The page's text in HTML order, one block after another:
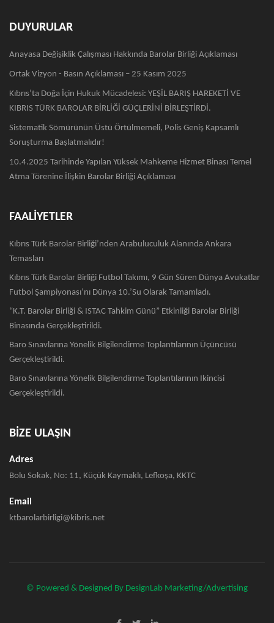
DUYURULAR
Anayasa Değişiklik Çalışması Hakkında Barolar Birliği Açıklaması
Ortak Vizyon - Basın Açıklaması – 25 Kasım 2025
Kıbrıs’ta Doğa İçin Hukuk Mücadelesi: YEŞİL BARIŞ HAREKETİ VE
KIBRIS TÜRK BAROLAR BİRLİĞİ GÜÇLERİNİ BİRLEŞTİRDİ.
Sistematik Sömürünün Üstü Örtülmemeli, Polis Geniş Kapsamlı
Soruşturma Başlatmalıdır!
10.4.2025 Tarihinde Yapılan Yüksek Mahkeme Hizmet Binası Temel
Atma Törenine İlişkin Barolar Birliği Açıklaması
FAALİYETLER
Kıbrıs Türk Barolar Birliği’nden Arabuluculuk Alanında Ankara
Temasları
Kıbrıs Türk Barolar Birliği Futbol Takımı, 9 Gün Süren Dünya Avukatlar
Futbol Şampiyonası’nı Dünya 10.’su Olarak Tamamladı.
“K.T. Barolar Birliği & ISTAC Tahkim Günü” Etkinliği Barolar Birliği
Binasında Gerçekleştirildi.
Baro Sınavlarına Yönelik Bilgilendirme Toplantılarının Üçüncüsü
Gerçekleştirildi.
Baro Sınavlarına Yönelik Bilgilendirme Toplantılarının Ikincisi
Gerçekleştirildi.
BİZE ULAŞIN
Adres
Bolu Sokak, No: 11, Küçük Kaymaklı, Lefkoşa, KKTC
Email
ktbarolarbirligi@kibris.net
© Powered & Designed By DesignLab Marketing/Advertising